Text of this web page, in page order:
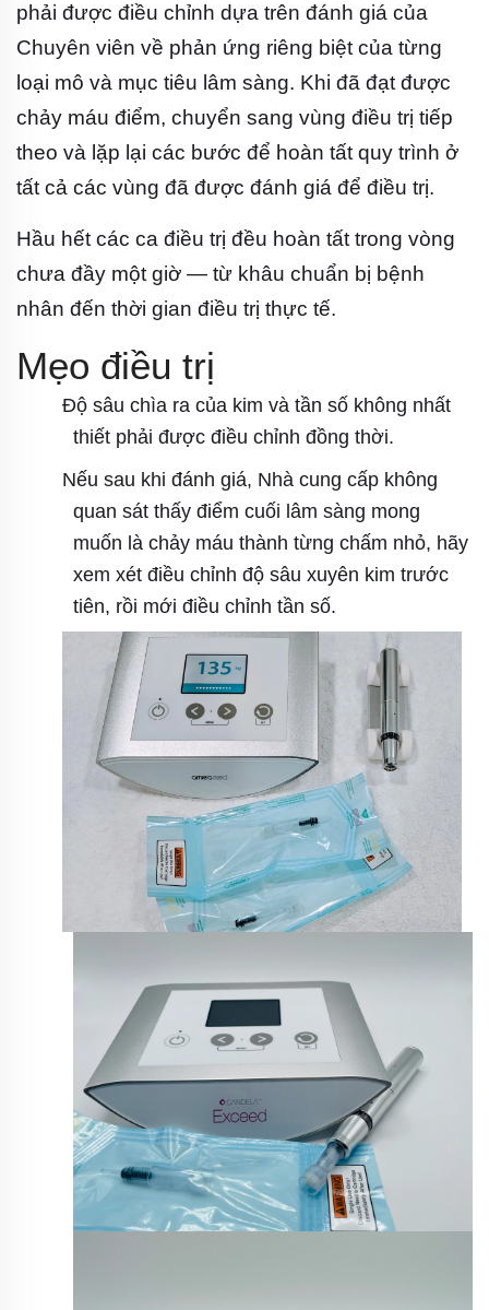
phải được điều chỉnh dựa trên đánh giá của
Chuyên viên về phản ứng riêng biệt của từng
loại mô và mục tiêu lâm sàng. Khi đã đạt được
chảy máu điểm, chuyển sang vùng điều trị tiếp
theo và lặp lại các bước để hoàn tất quy trình ở
tất cả các vùng đã được đánh giá để điều trị.
Hầu hết các ca điều trị đều hoàn tất trong vòng
chưa đầy một giờ — từ khâu chuẩn bị bệnh
nhân đến thời gian điều trị thực tế.
Mẹo điều trị
Độ sâu chìa ra của kim và tần số không nhất
thiết phải được điều chỉnh đồng thời.
Nếu sau khi đánh giá, Nhà cung cấp không
quan sát thấy điểm cuối lâm sàng mong
muốn là chảy máu thành từng chấm nhỏ, hãy
xem xét điều chỉnh độ sâu xuyên kim trước
tiên, rồi mới điều chỉnh tần số.